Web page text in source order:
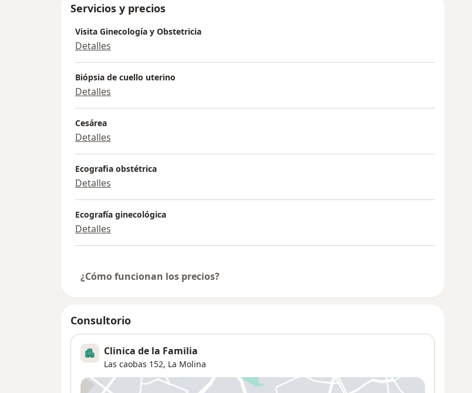
Servicios y precios
Visita Ginecología y Obstetricia
Detalles
Biópsia de cuello uterino
Detalles
Cesárea
Detalles
Ecografia obstétrica
Detalles
Ecografía ginecológica
Detalles
¿Cómo funcionan los precios?
Consultorio
Clinica de la Familia
Las caobas 152, La Molina